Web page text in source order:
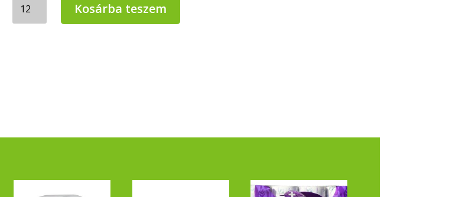
Care
Prémium
mennyiség
Kosárba teszem